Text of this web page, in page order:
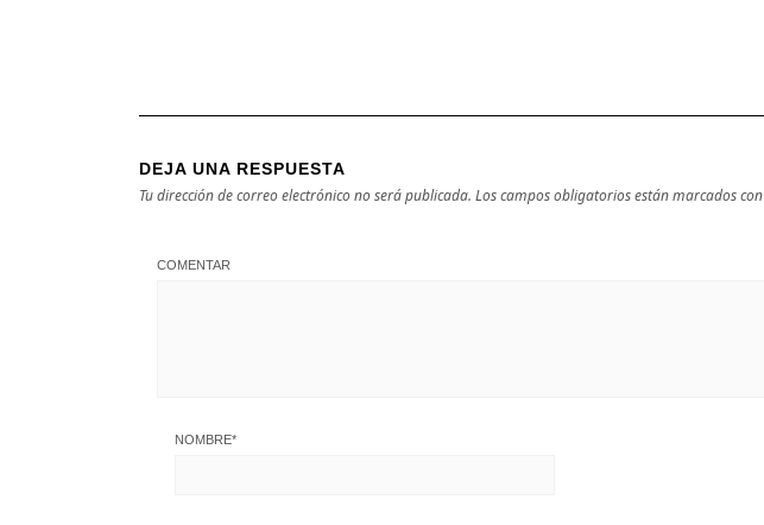
DEJA UNA RESPUESTA
Tu dirección de correo electrónico no será publicada. Los campos obligatorios están marcados con
COMENTAR
NOMBRE*